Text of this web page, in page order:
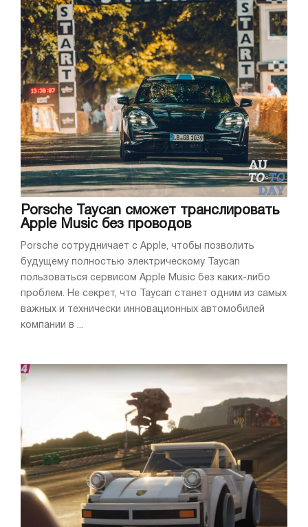
Porsche Taycan сможет транслировать
Apple Music без проводов
Porsche сотрудничает с Apple, чтобы позволить
будущему полностью электрическому Taycan
пользоваться сервисом Apple Music без каких-либо
проблем. Не секрет, что Taycan станет одним из самых
важных и технически инновационных автомобилей
компании в ...